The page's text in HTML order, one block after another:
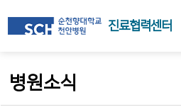
진료협력센터
병원소식